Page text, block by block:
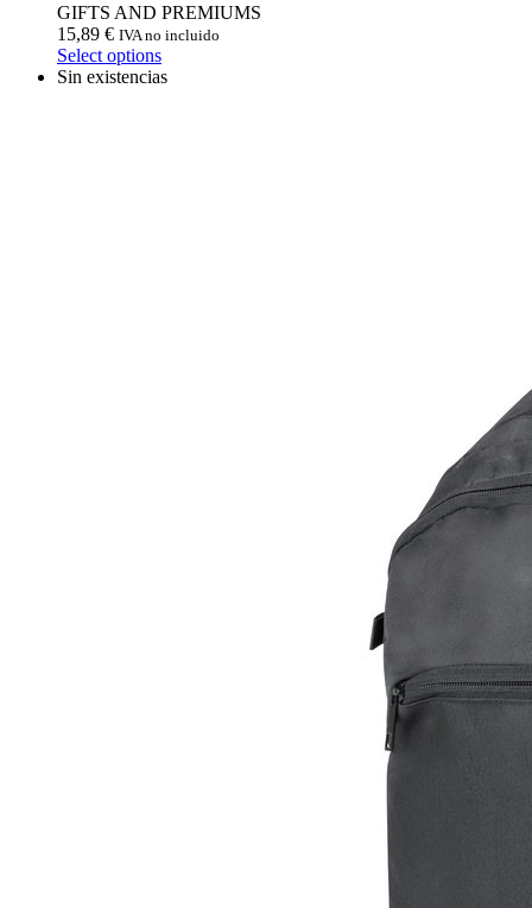
GIFTS AND PREMIUMS
15,89 € IVA no incluido
Select options
Sin existencias